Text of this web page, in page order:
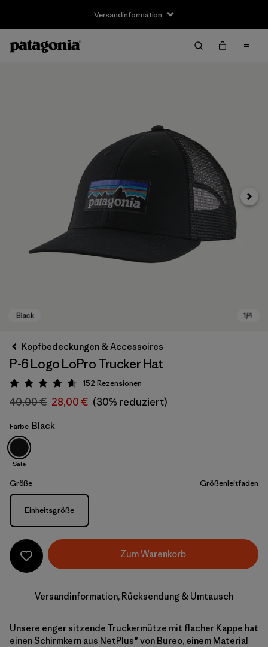
Versandinformation
Black
Kopfbedeckungen & Accessoires
P-6 Logo LoPro Trucker Hat
Bewertung: 4.6 / 5
152 Rezensionen
40,00 € 28,00 € (30% reduziert)
Farbe Black
Sale
Größe Größenleitfaden
Größe
Einheitsgröße
Zum Warenkorb
Versandinformation, Rücksendung & Umtausch
Unsere enger sitzende Truckermütze mit flacher Kappe hat
einen Schirmkern aus NetPlus® von Bureo, einem Material